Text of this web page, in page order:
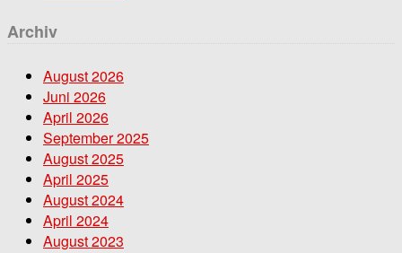
Archiv
August 2026
Juni 2026
April 2026
September 2025
August 2025
April 2025
August 2024
April 2024
August 2023